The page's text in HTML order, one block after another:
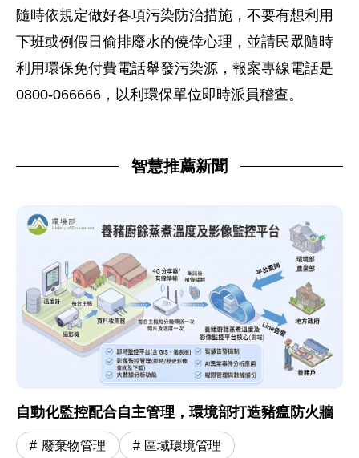
隨時依規定做好各項污染防治措施，不要有想利用
下班或例假日偷排廢水的僥倖心理，並請民眾隨時
利用環保免付費電話舉發污染源，報案專線電話是
0800-066666，以利環保單位即時派員稽查。
智慧推薦新聞
自動化監控配合自主管理，環境部打造豬瘟防火牆
廢棄物管理 區域環境管理